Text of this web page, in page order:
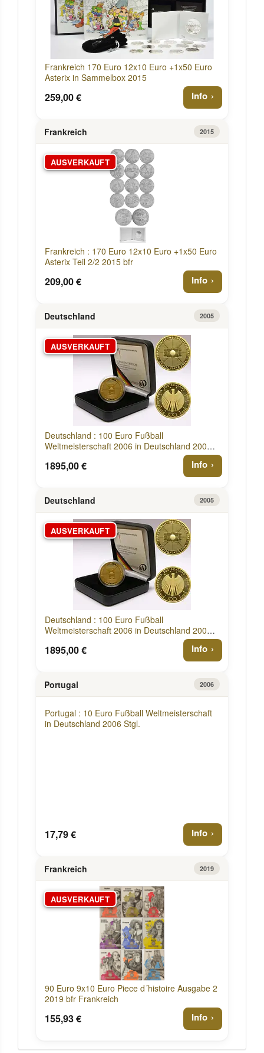
Frankreich 170 Euro 12x10 Euro +1x50 Euro
Asterix in Sammelbox 2015
259,00 € Info
Frankreich 2015
AUSVERKAUFT
Frankreich : 170 Euro 12x10 Euro +1x50 Euro
Asterix Teil 2/2 2015 bfr
209,00 € Info
Deutschland 2005
AUSVERKAUFT
Deutschland : 100 Euro Fußball
Weltmeisterschaft 2006 in Deutschland 2005
1895,00 € Info
Deutschland 2005
AUSVERKAUFT
Deutschland : 100 Euro Fußball
Weltmeisterschaft 2006 in Deutschland 2005
1895,00 € Info
Portugal 2006
Portugal : 10 Euro Fußball Weltmeisterschaft
in Deutschland 2006 Stgl.
17,79 € Info
Frankreich 2019
AUSVERKAUFT
90 Euro 9x10 Euro Piece d´histoire Ausgabe 2
2019 bfr Frankreich
155,93 € Info